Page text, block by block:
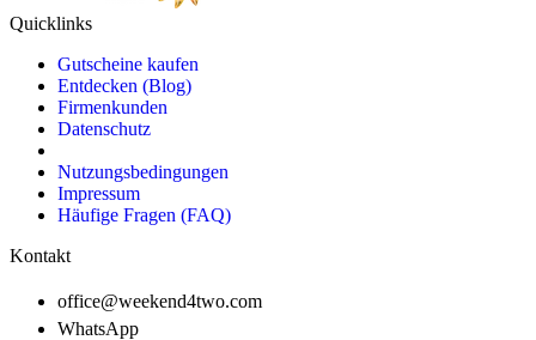
Quicklinks
Gutscheine kaufen
Entdecken (Blog)
Firmenkunden
Datenschutz
Nutzungsbedingungen
Impressum
Häufige Fragen (FAQ)
Kontakt
office@weekend4two.com
WhatsApp